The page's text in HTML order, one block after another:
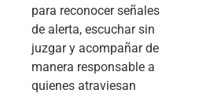
para reconocer señales
de alerta, escuchar sin
juzgar y acompañar de
manera responsable a
quienes atraviesan